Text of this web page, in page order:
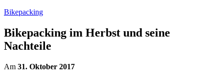
Bikepacking
Bikepacking im Herbst und seine
Nachteile
Am 31. Oktober 2017